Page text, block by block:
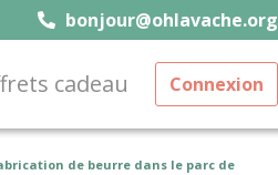
bonjour@ohlavache.org
cadeau Connexion
de beurre dans le parc de